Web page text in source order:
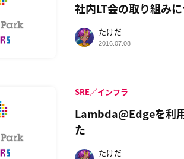
社内LT会の取り組み
たけだ
2016.07.08
Lambda@Edgeを利
た
SRE／インフラ
たけだ